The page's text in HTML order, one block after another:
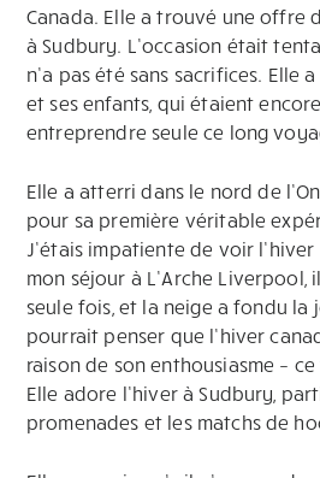
Canada. Elle a trouvé une offre
à Sudbury. L’occasion était
n’a pas été sans sacrifices. Elle
et ses enfants, qui étaient
entreprendre seule ce long
Elle a atterri dans le nord de
pour sa première véritable
J’étais impatiente de voir
mon séjour à L’Arche Liverpool,
seule fois, et la neige a fondu la
pourrait penser que l’hiver
raison de son enthousiasme –
Elle adore l’hiver à Sudbury,
promenades et les matchs de